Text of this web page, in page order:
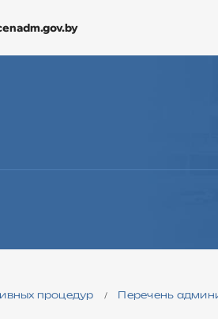
ДЛЯ ОБРАЩЕНИЙ
процедур /
Перечень